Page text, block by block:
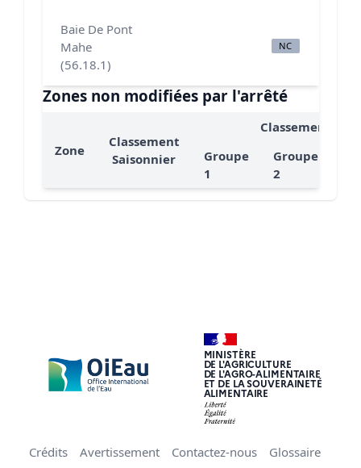
Baie De Pont
Mahe
(56.18.1)
NC
Zones non modifiées par l'arrêté
Zone
Classement
Saisonnier
Classement
Groupe
1
Groupe
2
MINISTÈRE
DE L'AGRICULTURE
DE L'AGRO-ALIMENTAIRE
ET DE LA SOUVERAINETÉ
ALIMENTAIRE
Crédits Avertissement Contactez-nous Glossaire